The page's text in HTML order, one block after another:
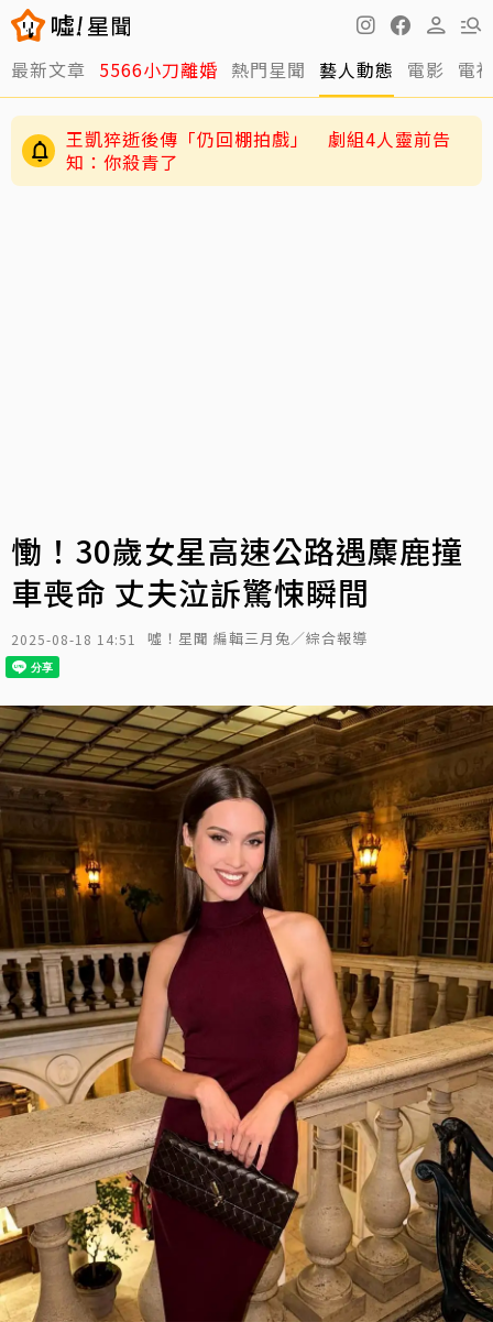
最新文章 5566小刀離婚 熱門星聞 藝人動態 電影 電
王凱猝逝後傳「仍回棚拍戲」 劇組4人靈前告
知：你殺青了
慟！30歲女星高速公路遇麋鹿撞
車喪命 丈夫泣訴驚悚瞬間
2025-08-18 14:51 噓！星聞 編輯三月兔／綜合報導